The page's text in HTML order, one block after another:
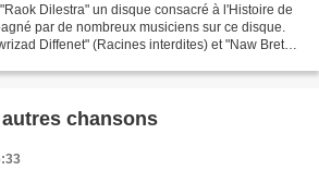
Dilestra" un disque consacré à l'Histoire de
par de nombreux musiciens sur ce disque.
Diffenet" (Racines interdites) et "Naw Breton
chansons